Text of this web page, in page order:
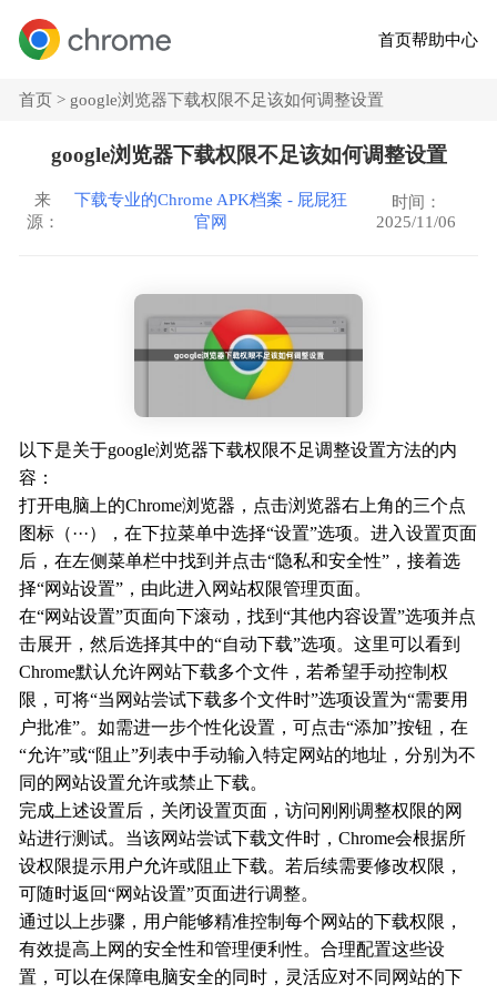
首页帮助中心
首页 > google浏览器下载权限不足该如何调整设置
google浏览器下载权限不足该如何调整设置
来
源：
下载专业的Chrome APK档案 - 屁屁狂
官网
时间：
2025/11/06
以下是关于google浏览器下载权限不足调整设置方法的内
容：
打开电脑上的Chrome浏览器，点击浏览器右上角的三个点
图标（···），在下拉菜单中选择“设置”选项。进入设置页面
后，在左侧菜单栏中找到并点击“隐私和安全性”，接着选
择“网站设置”，由此进入网站权限管理页面。
在“网站设置”页面向下滚动，找到“其他内容设置”选项并点
击展开，然后选择其中的“自动下载”选项。这里可以看到
Chrome默认允许网站下载多个文件，若希望手动控制权
限，可将“当网站尝试下载多个文件时”选项设置为“需要用
户批准”。如需进一步个性化设置，可点击“添加”按钮，在
“允许”或“阻止”列表中手动输入特定网站的地址，分别为不
同的网站设置允许或禁止下载。
完成上述设置后，关闭设置页面，访问刚刚调整权限的网
站进行测试。当该网站尝试下载文件时，Chrome会根据所
设权限提示用户允许或阻止下载。若后续需要修改权限，
可随时返回“网站设置”页面进行调整。
通过以上步骤，用户能够精准控制每个网站的下载权限，
有效提高上网的安全性和管理便利性。合理配置这些设
置，可以在保障电脑安全的同时，灵活应对不同网站的下